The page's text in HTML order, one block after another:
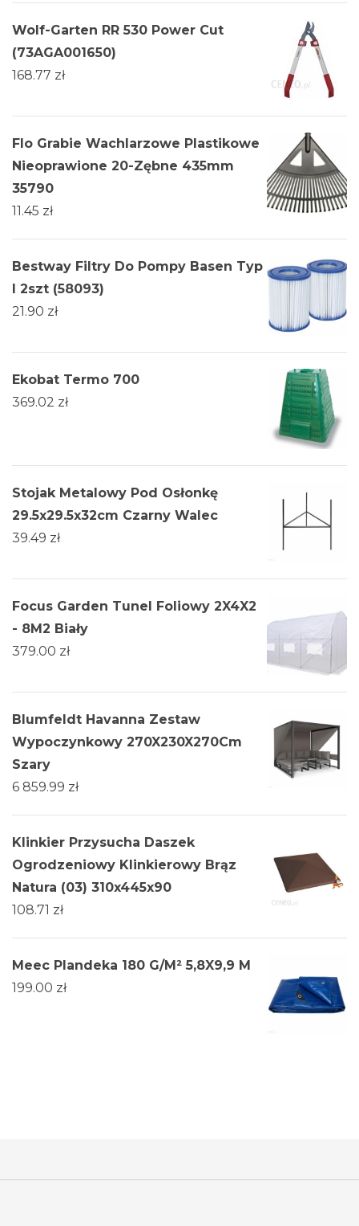
Wolf-Garten RR 530 Power Cut
(73AGA001650)
168.77 zł
Flo Grabie Wachlarzowe Plastikowe
Nieoprawione 20-Zębne 435mm
35790
11.45 zł
Bestway Filtry Do Pompy Basen Typ
I 2szt (58093)
21.90 zł
Ekobat Termo 700
369.02 zł
Stojak Metalowy Pod Osłonkę
29.5x29.5x32cm Czarny Walec
39.49 zł
Focus Garden Tunel Foliowy 2X4X2
- 8M2 Biały
379.00 zł
Blumfeldt Havanna Zestaw
Wypoczynkowy 270X230X270Cm
Szary
6 859.99 zł
Klinkier Przysucha Daszek
Ogrodzeniowy Klinkierowy Brąz
Natura (03) 310x445x90
108.71 zł
Meec Plandeka 180 G/M² 5,8X9,9 M
199.00 zł